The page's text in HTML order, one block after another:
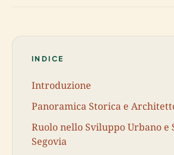
INDICE
Introduzione
Panoramica Storica e
Ruolo nello Sviluppo Urbano e
Segovia